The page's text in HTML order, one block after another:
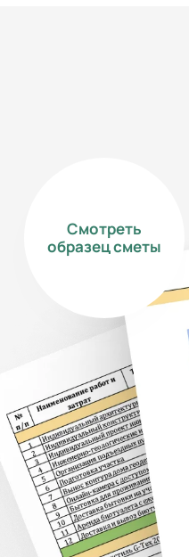
Смотреть
образец сметы